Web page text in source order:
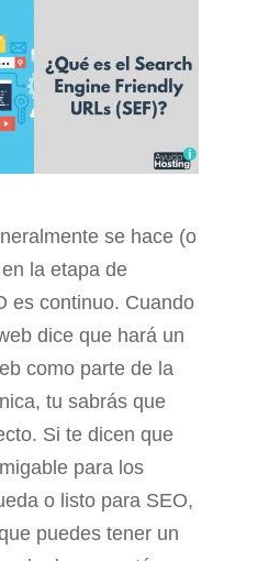
se hace (o
la etapa de
es continuo. Cuando
dice que hará un
como parte de la
tu sabrás que
Si te dicen que
para los
o listo para SEO,
puedes tener un